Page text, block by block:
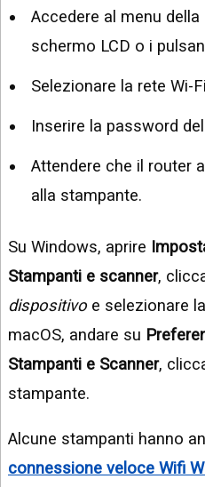
Accedere al menu
schermo LCD o i
Selezionare la rete Wi-
Inserire la password
Attendere che il router
alla stampante.
Su Windows, aprire
Stampanti e scanner,
dispositivoe selezionare
macOS, andare su
Stampanti e Scanner,
stampante.
Alcune stampanti hanno
connessione veloce Wifi